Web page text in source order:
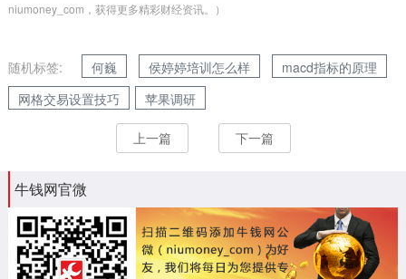
niumoney_com，获得更多精彩财经资讯。）
随机标签: 何巍 侯婷婷培训怎么样
macd指标的原理
网格交易设置技巧
苹果调研
上一篇 下一篇
牛钱网官微